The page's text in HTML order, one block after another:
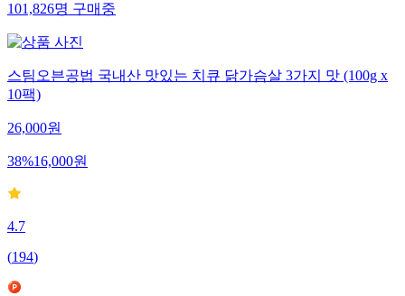
101,826명 구매중
스팀오븐공법 국내산 맛있는 치큐 닭가슴살 3가지 맛 (100g x
10팩)
26,000원
38%16,000원
4.7
(194)